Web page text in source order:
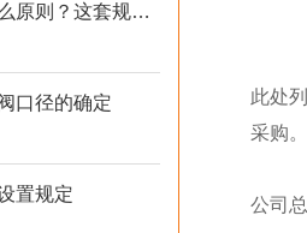
安全阀设置该遵循什么原则？这套规定值得回顾！
口径的确定
置规定
此处
采购。
公司